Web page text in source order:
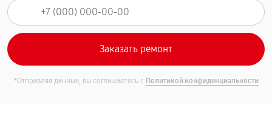
*Отправляя данные, вы соглашаетесь с Политикой конфиденциальности